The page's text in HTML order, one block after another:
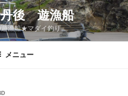
後 遊漁船
漁船★マダイ釣り
メニュー